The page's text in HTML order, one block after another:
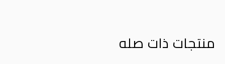
منتجات ذات صله